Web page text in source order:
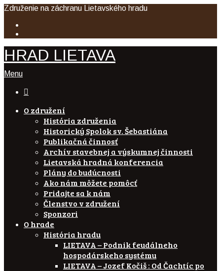
Združenie na záchranu Lietavského hradu
HRAD LIETAVA
Menu

O združení
História združenia
Historický Spolok sv. Šebastiána
Publikačná činnosť
Archív stavebnej a výskumnej činnosti
Lietavská hradná konferencia
Plány do budúcnosti
Ako nám môžete pomôcť
Pridajte sa k nám
Členstvo v združení
Sponzori
O hrade
História hradu
LIETAVA – Podnik feudálneho
hospodárskeho systému
LIETAVA – Jozef Kočiš : Od Čachtíc po